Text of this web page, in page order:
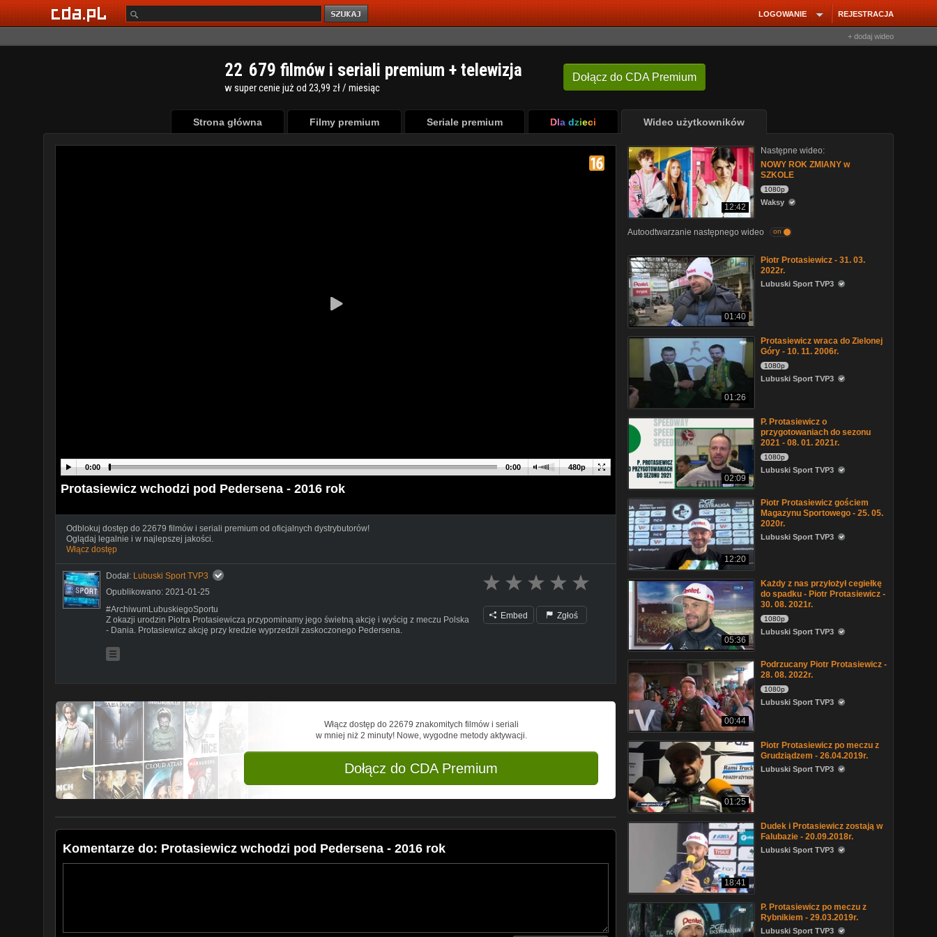
REJESTRACJA
LOGOWANIE
+ dodaj wideo
Dołącz do CDA Premium
22 679 filmów i seriali premium + telewizja
w super cenie już od 23,99 zł / miesiąc
Strona główna Filmy premium Seriale premium Dla dzieci Wideo użytkowników
480p
0:00 0:00
Protasiewicz wchodzi pod Pedersena - 2016 rok
Odblokuj dostęp do 22679 filmów i seriali premium od oficjalnych dystrybutorów!
Oglądaj legalnie i w najlepszej jakości.
Włącz dostęp
Dodał: Lubuski Sport TVP3
Opublikowano: 2021-01-25
#ArchiwumLubuskiegoSportu
Z okazji urodzin Piotra Protasiewicza przypominamy jego świetną akcję i wyścig z meczu Polska
- Dania. Protasiewicz akcję przy kredzie wyprzedził zaskoczonego Pedersena.
Embed Zgłoś
Włącz dostęp do 22679 znakomitych filmów i seriali
w mniej niż 2 minuty! Nowe, wygodne metody aktywacji.
Dołącz do CDA Premium
Komentarze do: Protasiewicz wchodzi pod Pedersena - 2016 rok
12:42
Następne wideo:
NOWY ROK ZMIANY w
SZKOLE
1080p
Waksy
Autoodtwarzanie następnego wideo on
01:40
Piotr Protasiewicz - 31. 03.
2022r.
Lubuski Sport TVP3
01:26
Protasiewicz wraca do Zielonej
Góry - 10. 11. 2006r.
1080p
Lubuski Sport TVP3
02:09
P. Protasiewicz o
przygotowaniach do sezonu
2021 - 08. 01. 2021r.
1080p
Lubuski Sport TVP3
12:20
Piotr Protasiewicz gościem
Magazynu Sportowego - 25. 05.
2020r.
Lubuski Sport TVP3
05:36
Każdy z nas przyłożył cegiełkę
do spadku - Piotr Protasiewicz -
30. 08. 2021r.
1080p
Lubuski Sport TVP3
00:44
Podrzucany Piotr Protasiewicz -
28. 08. 2022r.
1080p
Lubuski Sport TVP3
01:25
Piotr Protasiewicz po meczu z
Grudziądzem - 26.04.2019r.
Lubuski Sport TVP3
18:41
Dudek i Protasiewicz zostają w
Falubazie - 20.09.2018r.
Lubuski Sport TVP3
P. Protasiewicz po meczu z
Rybnikiem - 29.03.2019r.
Lubuski Sport TVP3